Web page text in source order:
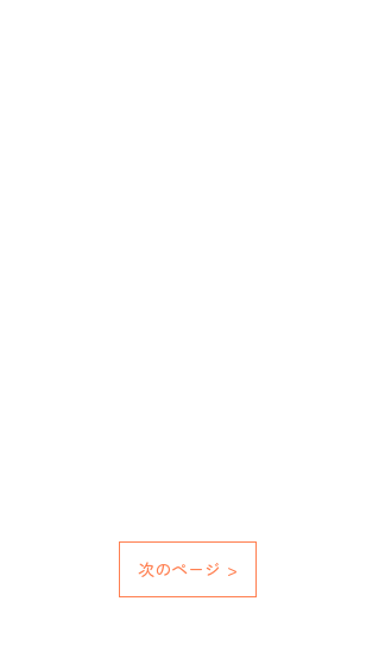
次のページ >